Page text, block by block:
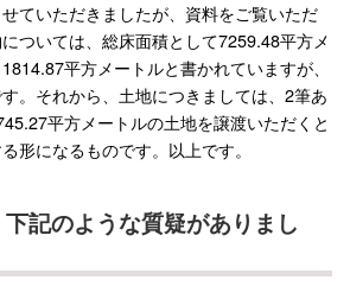
ていただきましたが、資料をご覧いただ
ついては、総床面積として7259.48平方メ
平方メートルと書かれていますが、
。それから、土地につきましては、2筆あ
平方メートルの土地を譲渡いただくと
形になるものです。以上です。
記のような質疑がありまし